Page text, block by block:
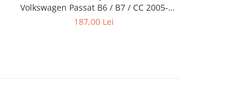
Volkswagen Passat B6 / B7 / CC 2005-
11.2016
187,00 Lei